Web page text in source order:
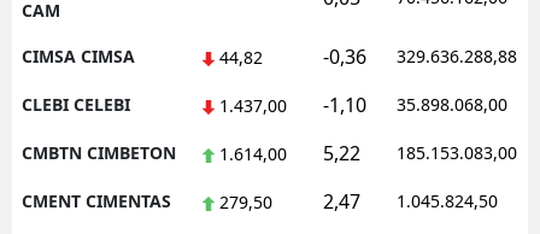
CAM
CIMSA CIMSA 44,82 -0,36 329.636.288,88
CLEBI CELEBI 1.437,00 -1,10 35.898.068,00
CMBTN CIMBETON 1.614,00 5,22 185.153.083,00
CMENT CIMENTAS 279,50 2,47 1.045.824,50